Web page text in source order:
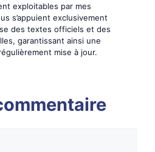
exploitables par mes
s’appuient exclusivement
des textes officiels et des
garantissant ainsi une
mise à jour.